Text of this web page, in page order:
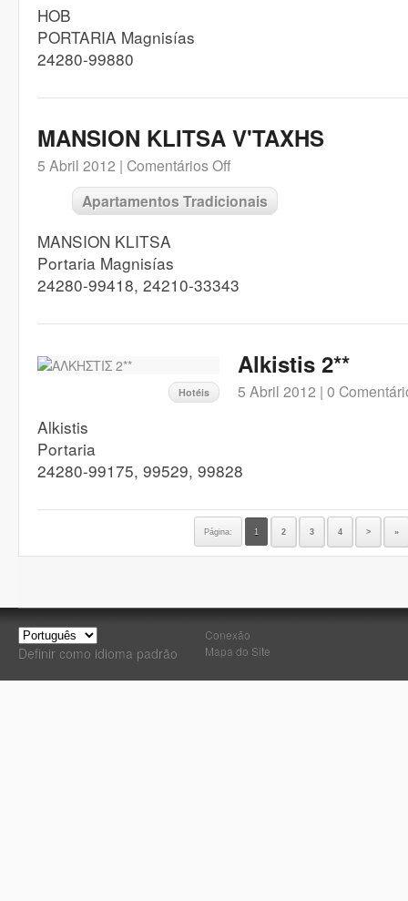
HOB
PORTARIA Magnisías
24280-99880
MANSION KLITSA V'TAXHS
5 Abril 2012 | Comentários Off
Apartamentos Tradicionais
MANSION KLITSA
Portaria Magnisías
24280-99418, 24210-33343
Hotéis
Alkistis 2**
5 Abril 2012 | 0
Alkistis
Portaria
24280-99175, 99529, 99828
Página: 1 2 3 4 > »
Definir como idioma padrão
Conexão
Mapa do Site